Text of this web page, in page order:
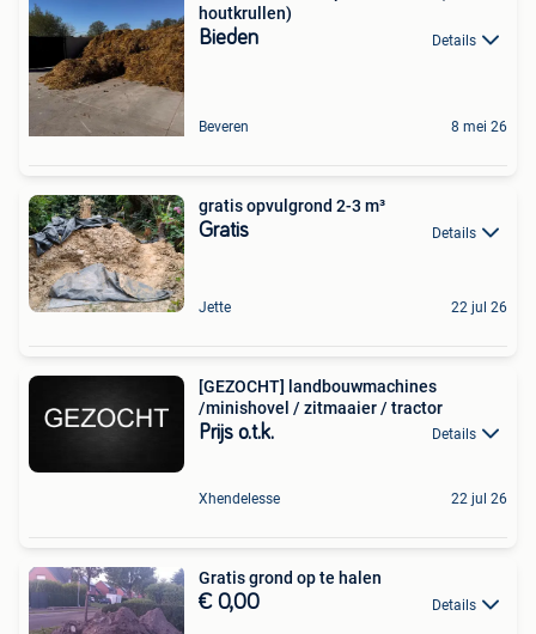
houtkrullen)
Bieden Details
Beveren 8 mei 26
gratis opvulgrond 2-3 m³
Gratis Details
Jette 22 jul 26
[GEZOCHT] landbouwmachines
/minishovel / zitmaaier / tractor
Prijs o.t.k. Details
Xhendelesse 22 jul 26
Gratis grond op te halen
€ 0,00 Details